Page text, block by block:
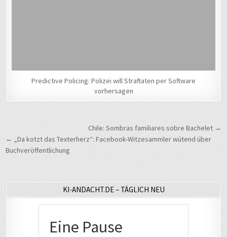
Predictive Policing: Polizei will Straftaten per Software
vorhersagen
BeitragsnavigationChile: Sombras familiares sobre Bachelet →
← „Da kotzt das Texterherz“: Facebook-Witzesammler wütend über
Buchveröffentlichung
KI-ANDACHT.DE – TÄGLICH NEU